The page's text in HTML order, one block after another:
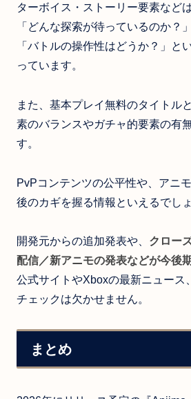
ターボイス・ストーリー要素など
「どんな探索が待っているのか？
「バトルの操作性はどうか？」と
っています。
また、基本プレイ無料のタイトル
素のバランスやガチャ的要素の有
す。
PvPコンテンツの公平性や、アニ
後のカギを握る情報といえるでしょ
開発元からの追加発表や、 クロー
配信／新アニモの発表などが今後
公式サイトやXboxの最新ニュース
チェックは欠かせません。
まとめ